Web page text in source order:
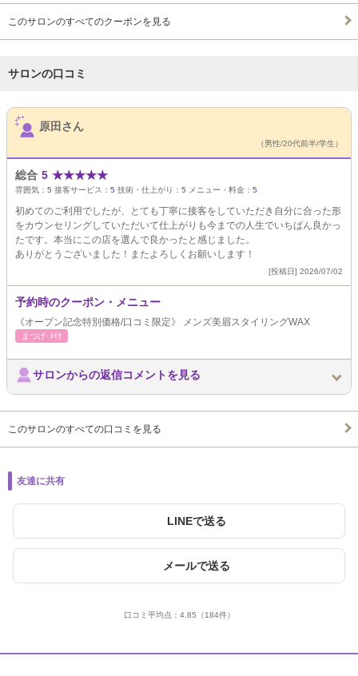
このサロンのすべてのクーポンを見る
サロンの口コミ
サロンPick Up
原田さん
（男性/20代前半/学生）
総合 5 ★★★★★
雰囲気： 5 接客サービス： 5 技術・仕上がり： 5 メニュー・料金： 5
初めてのご利用でしたが、とても丁寧に接客をしていただき自分に合った形
をカウンセリングしていただいて仕上がりも今までの人生でいちばん良かっ
たです。本当にこの店を選んで良かったと感じました。
ありがとうございました！またよろしくお願いします！
[投稿日] 2026/07/02
予約時のクーポン・メニュー
《オープン記念特別価格/口コミ限定》 メンズ美眉スタイリングWAX
まつげ･ﾒｲｸ
サロンからの返信コメントを見る
このサロンのすべての口コミを見る
友達に共有
LINEで送る
メールで送る
口コミ平均点： 4.85 （184件）